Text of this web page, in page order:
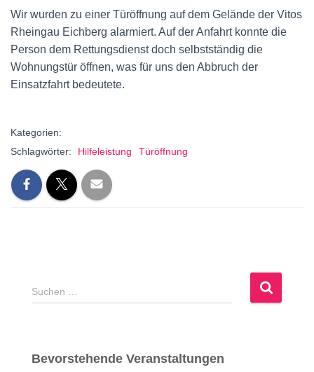
Wir wurden zu einer Türöffnung auf dem Gelände der Vitos
Rheingau Eichberg alarmiert. Auf der Anfahrt konnte die
Person dem Rettungsdienst doch selbstständig die
Wohnungstür öffnen, was für uns den Abbruch der
Einsatzfahrt bedeutete.
Kategorien:
Schlagwörter:
Hilfeleistung Türöffnung
S
u
n
Suchen …
Bevorstehende Veranstaltungen